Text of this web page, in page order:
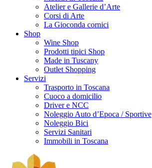
Atelier e Gallerie d’Arte
Corsi di Arte
La Gioconda cornici
Shop
Wine Shop
Prodotti tipici Shop
Made in Tuscany
Outlet Shopping
Servizi
Trasporto in Toscana
Cuoco a domicilio
Driver e NCC
Noleggio Auto d’Epoca / Sportive
Noleggio Bici
Servizi Sanitari
Immobili in Toscana